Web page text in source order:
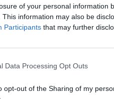
of your personal information
This information may also be
Participants that may further
Data Processing Opt Outs
opt-out of the Sharing of my
ΔΙΑΦΗΜΙΣΗ